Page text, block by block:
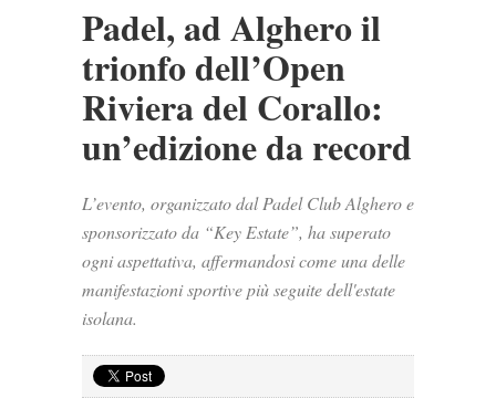
Padel, ad Alghero il
trionfo dell’Open
Riviera del Corallo:
un’edizione da record
L’evento, organizzato dal Padel Club Alghero e
sponsorizzato da “Key Estate”, ha superato
ogni aspettativa, affermandosi come una delle
manifestazioni sportive più seguite dell'estate
isolana.